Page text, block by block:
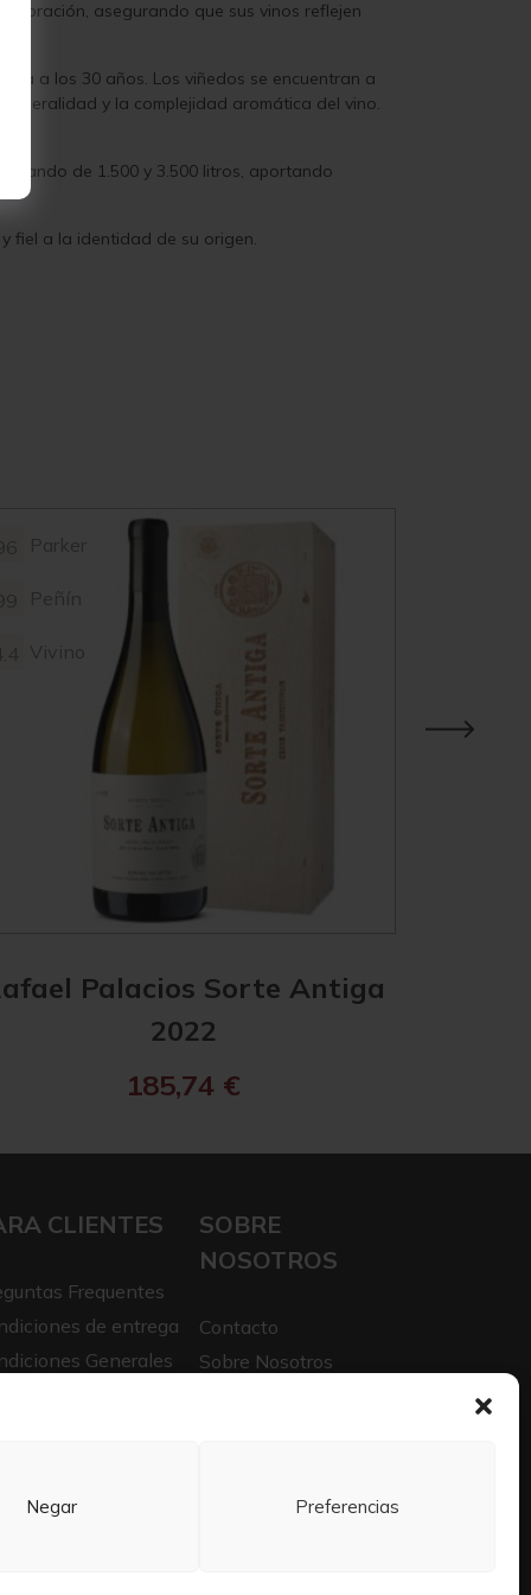
Negar Preferencias
asegurando que sus vinos reflejen
a los 30 años. Los viñedos se encuentran a
y la complejidad aromática del vino.
de 1.500 y 3.500 litros, aportando
fiel a la identidad de su origen.
Parker
Peñín
Vivino
Palacios Sorte Antiga
2022
185,74 €
CLIENTES
Frequentes
de entrega
Generales
SOBRE
NOSOTROS
Contacto
Sobre Nosotros